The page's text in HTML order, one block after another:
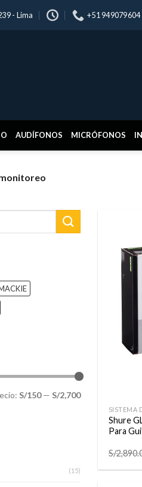
- Lima +51 949079604
AUDÍFONOS MICRÓFONOS
S/150— S/2,700
(15)
SISTEMA
Shure
Para
S/